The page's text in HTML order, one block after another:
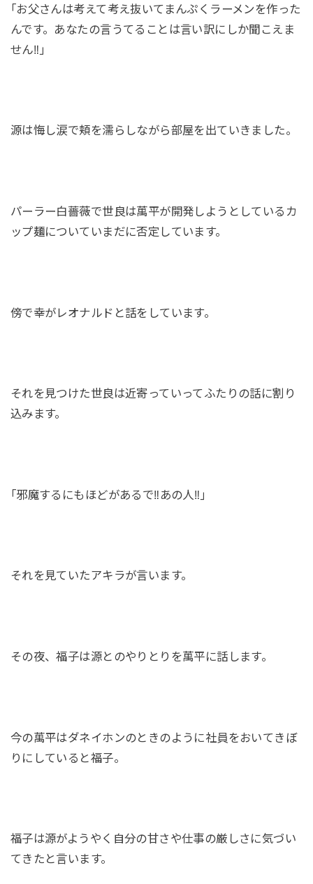
｢お父さんは考えて考え抜いてまんぷくラーメンを作った
んです。あなたの言うてることは言い訳にしか聞こえま
せん‼｣
源は悔し涙で頬を濡らしながら部屋を出ていきました。
パーラー白薔薇で世良は萬平が開発しようとしているカ
ップ麺についていまだに否定しています。
傍で幸がレオナルドと話をしています。
それを見つけた世良は近寄っていってふたりの話に割り
込みます。
｢邪魔するにもほどがあるで‼あの人‼｣
それを見ていたアキラが言います。
その夜、福子は源とのやりとりを萬平に話します。
今の萬平はダネイホンのときのように社員をおいてきぼ
りにしていると福子。
福子は源がようやく自分の甘さや仕事の厳しさに気づい
てきたと言います。